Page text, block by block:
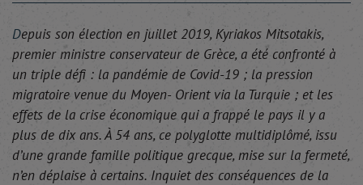
Depuis son élection en juillet 2019, Kyriakos Mitsotakis,
premier ministre conservateur de Grèce, a été confronté à
un triple défi : la pandémie de Covid-19 ; la pression
migratoire venue du Moyen- Orient via la Turquie ; et les
effets de la crise économique qui a frappé le pays il y a
plus de dix ans. À 54 ans, ce polyglotte multidiplômé, issu
d’une grande famille politique grecque, mise sur la fermeté,
n’en déplaise à certains. Inquiet des conséquences de la